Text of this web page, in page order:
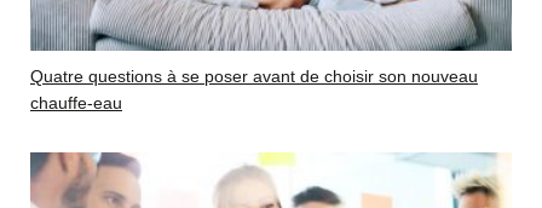
Quatre questions à se poser avant de choisir son nouveau
chauffe-eau